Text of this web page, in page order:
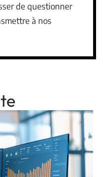
de questionner
à nos